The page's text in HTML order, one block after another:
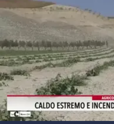
APP
Android
Apple